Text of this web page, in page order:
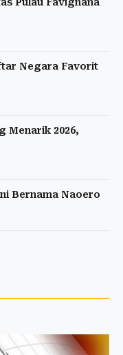
Negara Favorit
Menarik 2026,
Bernama Naoero